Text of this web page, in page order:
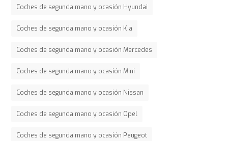
Coches de segunda mano y ocasión Hyundai
Coches de segunda mano y ocasión Kia
Coches de segunda mano y ocasión Mercedes
Coches de segunda mano y ocasión Mini
Coches de segunda mano y ocasión Nissan
Coches de segunda mano y ocasión Opel
Coches de segunda mano y ocasión Peugeot